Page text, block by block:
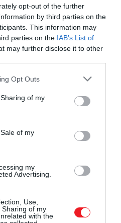
opt-out of the further
by third parties on the
This information may
parties on the IAB’s List of
may further disclose it to other
app uses one or more Google
behaviour. You may click to
and its third-party tags to
purposes in below Google
Opt Outs
of my
of my
my
Advertising.
Use,
of my
with the
via Getty Images
nincs B terv, a
lehetőség. Végre
milyen nehéz
a családját ért
az évek során